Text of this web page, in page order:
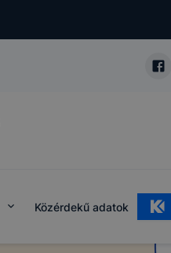
Közérdekű adatok